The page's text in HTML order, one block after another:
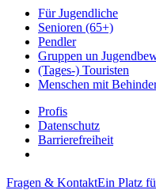
Für Jugendliche
Senioren (65+)
Pendler
Gruppen un
(Tages-) Touristen
Menschen mit
Profis
Datenschutz
Barrierefreiheit
Fragen & KontaktEin Platz